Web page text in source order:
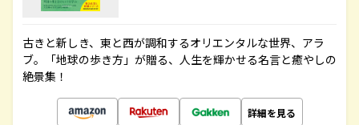
古きと新しき、東と西が調和するオリエンタルな世界、アラ
ブ。「地球の歩き方」が贈る、人生を輝かせる名言と癒やしの
絶景集！
詳細を見る